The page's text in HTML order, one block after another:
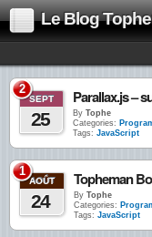
Le Blog
2
SEPT
25
Parallax.js –
By Tophe
Categories:
Tags: JavaScript
1
AOÛT
24 By Tophe
Categories:
Tags: JavaScript